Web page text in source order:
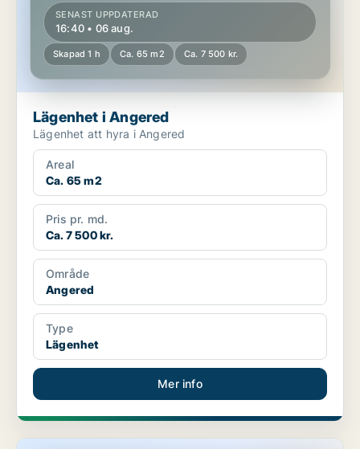
SENAST UPPDATERAD
16:40 • 06 aug.
Skapad 1 h Ca. 65 m2 Ca. 7 500 kr.
Lägenhet i Angered
Lägenhet att hyra i Angered
Areal
Ca. 65 m2
Pris pr. md.
Ca. 7 500 kr.
Område
Angered
Type
Lägenhet
Mer info
Lägenhet i Angered